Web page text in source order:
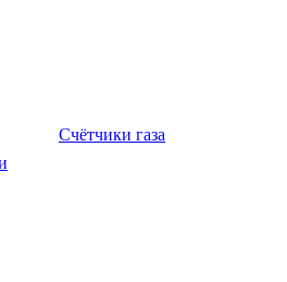
Счётчики газа